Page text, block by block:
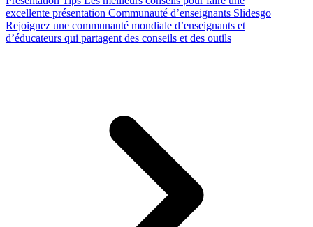
excellente présentation Communauté d’enseignants Slidesgo
Rejoignez une communauté mondiale d’enseignants et
d’éducateurs qui partagent des conseils et des outils